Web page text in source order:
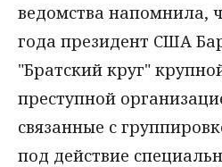
ведомства напомнила,
года президент США
"Братский круг"
преступной
связанные с
под действие